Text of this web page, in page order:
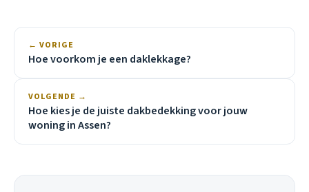
← VORIGE
Hoe voorkom je een daklekkage?
VOLGENDE →
Hoe kies je de juiste dakbedekking voor jouw
woning in Assen?